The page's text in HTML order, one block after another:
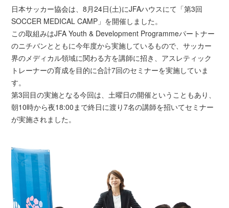
日本サッカー協会は、8月24日(土)にJFAハウスにて「第3回
SOCCER MEDICAL CAMP」を開催しました。
この取組みはJFA Youth & Development Programmeパートナー
のニチバンとともに今年度から実施しているもので、サッカー
界のメディカル領域に関わる方を講師に招き、アスレティック
トレーナーの育成を目的に合計7回のセミナーを実施していま
す。
第3回目の実施となる今回は、土曜日の開催ということもあり、
朝10時から夜18:00まで終日に渡り7名の講師を招いてセミナー
が実施されました。